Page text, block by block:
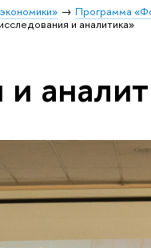
Программа
и аналитика»